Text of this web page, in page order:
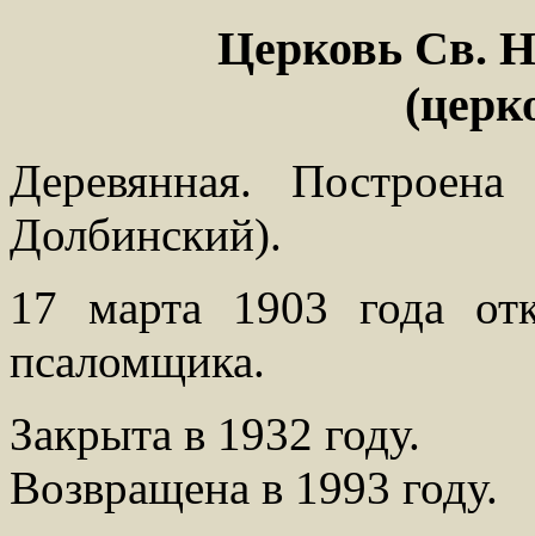
Церковь Св.
Деревянная.
Долбинский).
17 марта 1903 года
псаломщика.
Закрыта в 1932 году.
Возвращена в 1993 году.